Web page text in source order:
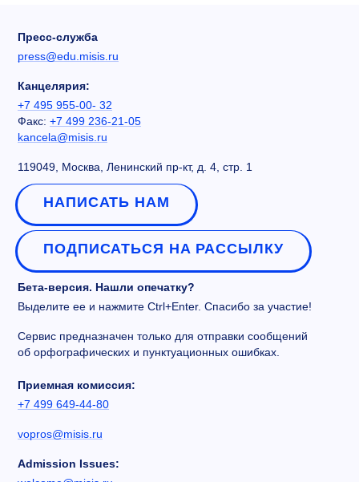
Пресс-служба
press@edu.misis.ru
Канцелярия:
+7 495 955-00- 32
Факс: +7 499 236-21-05
kancela@misis.ru
119049, Москва, Ленинский пр-кт, д. 4, стр. 1
НАПИСАТЬ НАМ
ПОДПИСАТЬСЯ НА РАССЫЛКУ
Бета-версия. Нашли опечатку?
Выделите ее и нажмите Ctrl+Enter. Спасибо за участие!
Сервис предназначен только для отправки сообщений
об орфографических и пунктуационных ошибках.
Приемная комиссия:
+7 499 649-44-80
vopros@misis.ru
Admission Issues: